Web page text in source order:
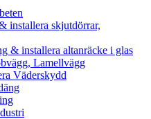
installera skjutdörrar,
& installera altanräcke i glas
Lamellvägg
Väderskydd